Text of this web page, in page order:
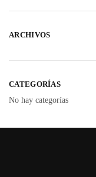
ARCHIVOS
CATEGORÍAS
No hay categorías